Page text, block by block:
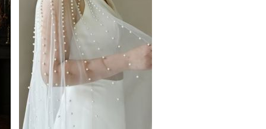
Вечернее нарядное
корсетное платье
коричневого цвета